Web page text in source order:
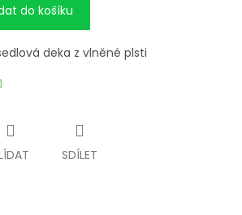
do košíku
deka z vlněné plsti
SDÍLET